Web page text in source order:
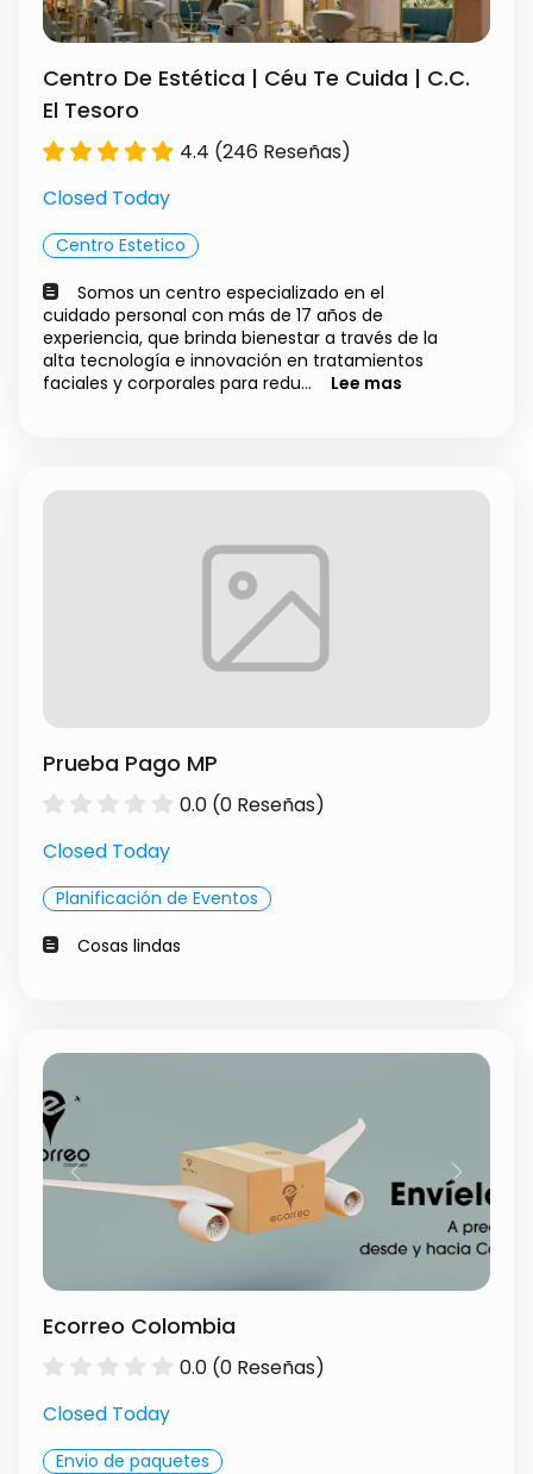
Centro De Estética | Céu Te Cuida | C.C.
El Tesoro
4.4 (246 Reseñas)
Closed Today
Centro Estetico
Somos un centro especializado en el
cuidado personal con más de 17 años de
experiencia, que brinda bienestar a través de la
alta tecnología e innovación en tratamientos
faciales y corporales para redu...
Lee mas
Prueba Pago MP
0.0 (0 Reseñas)
Closed Today
Planificación de Eventos
Cosas lindas
Previous Next
Ecorreo Colombia
0.0 (0 Reseñas)
Closed Today
Envio de paquetes